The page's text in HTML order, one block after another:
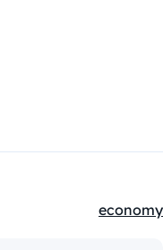
economy